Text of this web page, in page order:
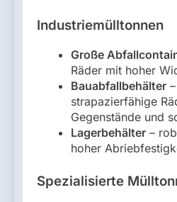
Industriemülltonnen
Große
Räder mit hoher
Bauabfallbehälter
strapazierfähige
Gegenstände und
Lagerbehälter –
hoher
Spezialisierte